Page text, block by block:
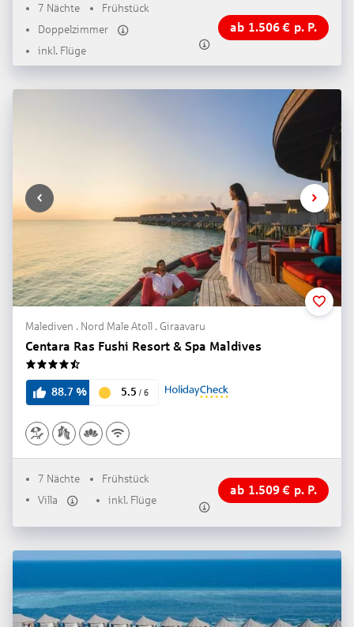
7 Nächte
Frühstück
Doppelzimmer
inkl. Flüge
ab 1.506€ p. P.
Malediven . Nord Male Atoll . Giraavaru
Centara Ras Fushi Resort & Spa Maldives
88.7 % 5.5 / 6
7 Nächte
Frühstück
Villa
inkl. Flüge
ab 1.509€ p. P.